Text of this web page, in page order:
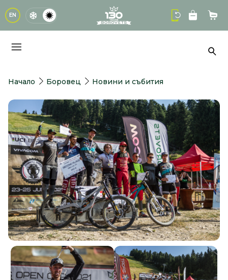
EN logo
Начало Боровец Новини и събития